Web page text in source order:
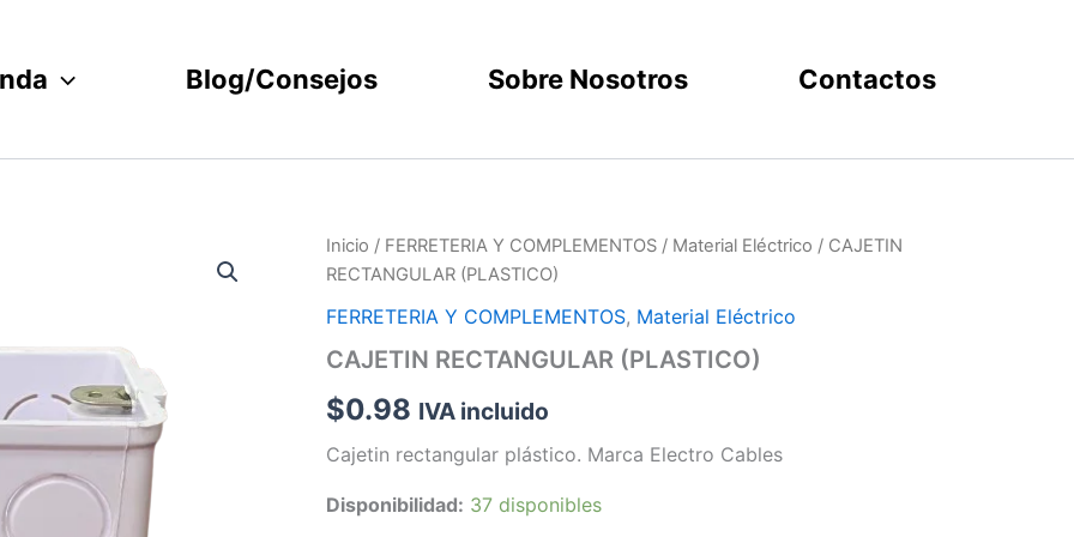
Blog/Consejos Sobre Nosotros Contactos
Inicio / FERRETERIA Y COMPLEMENTOS / Material Eléctrico / CAJETIN
RECTANGULAR (PLASTICO)
FERRETERIA Y COMPLEMENTOS, Material Eléctrico
CAJETIN RECTANGULAR (PLASTICO)
$0.98 IVA incluido
Cajetin rectangular plástico. Marca Electro Cables
Disponibilidad: 37 disponibles
CAJETIN
RECTANGULAR
cantidad